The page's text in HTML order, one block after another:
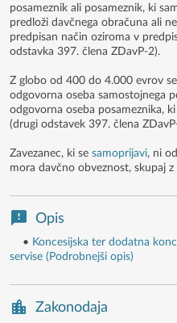
posameznik ali posameznik, ki
predloži davčnega obračuna ali
predpisan način oziroma v
odstavka 397. člena ZDavP-2).
Z globo od 400 do 4.000 evrov
odgovorna oseba samostojnega
odgovorna oseba posameznika,
(drugi odstavek 397. člena
Zavezanec, ki se samoprijavi, ni
mora davčno obveznost, skupaj
Opis
• Koncesijska ter dodatna
servise (Podrobnejši opis)
Zakonodaja